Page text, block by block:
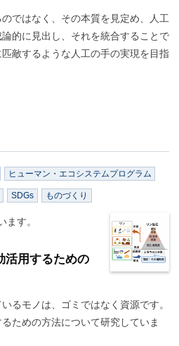
ではなく、その本質を見定め、人工
的に見出し、それを統合することで
敵するような人工の手の実現を目指
ヒューマン・エコシステムプログラム
SDGs ものづくり
ます。
活用するための
るモノは、ゴミではなく資源です。
ための方法について研究していま